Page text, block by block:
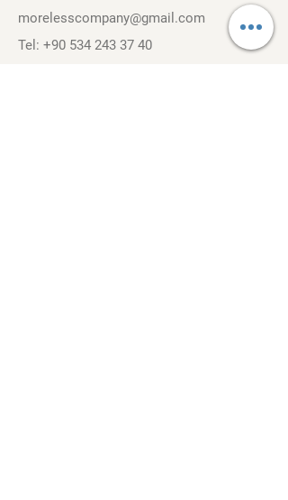
morelesscompany@gmail.com
Tel: +90 534 243 37 40